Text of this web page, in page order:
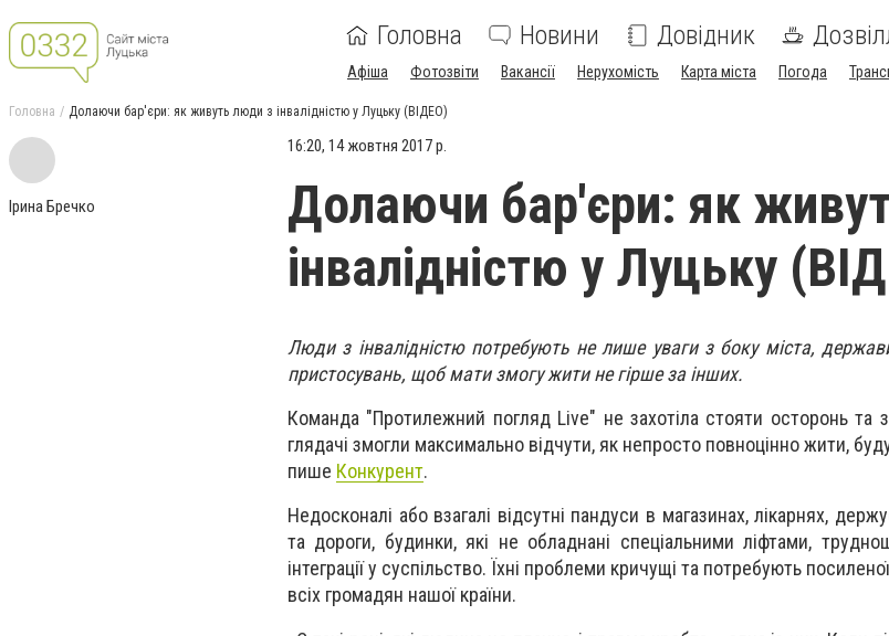
Головна Новини Довідник
Афіша Фотозвіти Вакансії Нерухомість Карта міста Погода
Головна Долаючи бар'єри: як живуть люди з інвалідністю у Луцьку (ВІДЕО)
Ірина Бречко
16:20, 14 жовтня 2017 р.
Долаючи бар'єри: як
інвалідністю у Луцьку
Люди з інвалідністю потребують не лише уваги з боку міста,
пристосувань, щоб мати змогу жити не гірше за інших.
Команда "Протилежний погляд Live" не захотіла стояти осторонь та
глядачі змогли максимально відчути, як непросто повноцінно жити,
пише Конкурент.
Недосконалі або взагалі відсутні пандуси в магазинах, лікарнях,
та дороги, будинки, які не обладнані спеціальними ліфтами,
інтеграції у суспільство. Їхні проблеми кричущі та потребують
всіх громадян нашої країни.